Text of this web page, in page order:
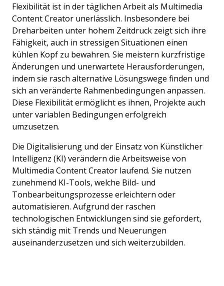
Flexibilität ist in der täglichen Arbeit als Multimedia
Content Creator unerlässlich. Insbesondere bei
Dreharbeiten unter hohem Zeitdruck zeigt sich ihre
Fähigkeit, auch in stressigen Situationen einen
kühlen Kopf zu bewahren. Sie meistern kurzfristige
Änderungen und unerwartete Herausforderungen,
indem sie rasch alternative Lösungswege finden und
sich an veränderte Rahmenbedingungen anpassen.
Diese Flexibilität ermöglicht es ihnen, Projekte auch
unter variablen Bedingungen erfolgreich
umzusetzen.
Die Digitalisierung und der Einsatz von Künstlicher
Intelligenz (KI) verändern die Arbeitsweise von
Multimedia Content Creator laufend. Sie nutzen
zunehmend KI-Tools, welche Bild- und
Tonbearbeitungsprozesse erleichtern oder
automatisieren. Aufgrund der raschen
technologischen Entwicklungen sind sie gefordert,
sich ständig mit Trends und Neuerungen
auseinanderzusetzen und sich weiterzubilden.